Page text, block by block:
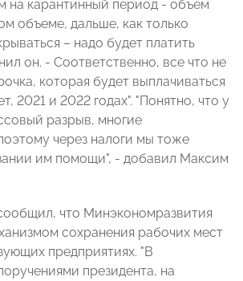
на карантинный период - объем
объеме, дальше, как только
– надо будет платить
он. - Соответственно, все что не
которая будет выплачиваться
2021 и 2022 годах". "Понятно, что у
разрыв, многие
через налоги мы тоже
им помощи", - добавил Максим
что Минэкономразвития
сохранения рабочих мест
предприятиях. "В
президента, на